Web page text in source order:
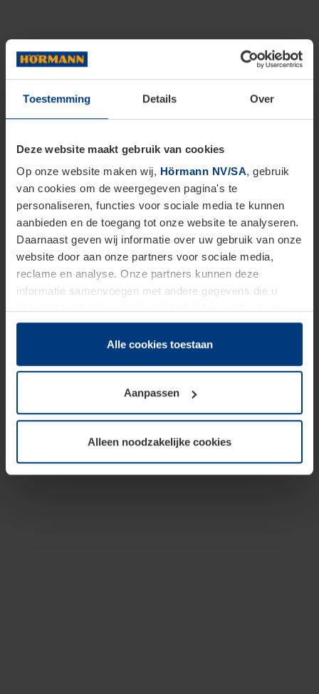
Toestemming Details Over
Deze website maakt gebruik van cookies
Op onze website maken wij, Hörmann NV/SA, gebruik
van cookies om de weergegeven pagina's te
personaliseren, functies voor sociale media te kunnen
aanbieden en de toegang tot onze website te analyseren.
Daarnaast geven wij informatie over uw gebruik van onze
website door aan onze partners voor sociale media,
reclame en analyse. Onze partners kunnen deze
informatie samenvoegen met andere gegevens die u
hun diensten hebben verzameld.
Juridisch hebben wij het recht om cookies op uw
van deze pagina's absoluut vereist is. Voor alle andere
soorten cookies is uw toestemming benodigd. Uw
toestemming kunt u op elk moment bij de uitleg van de
wijzigen of herroepen.
Alle cookies toestaan
Aanpassen
Alleen noodzakelijke cookies